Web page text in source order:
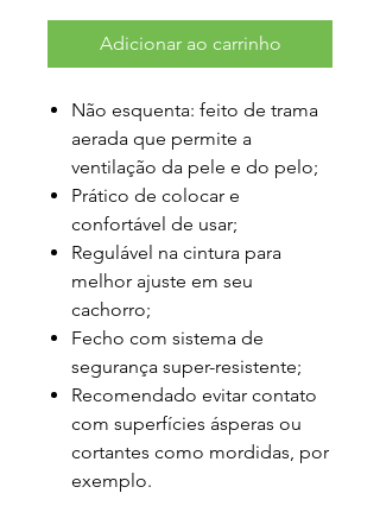
Adicionar ao carrinho
Não esquenta: feito de trama
aerada que permite a
ventilação da pele e do pelo;
Prático de colocar e
confortável de usar;
Regulável na cintura para
melhor ajuste em seu
cachorro;
Fecho com sistema de
segurança super-resistente;
Recomendado evitar contato
com superfícies ásperas ou
cortantes como mordidas, por
exemplo.